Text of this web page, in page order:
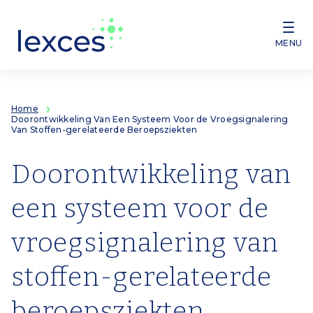
MENU
Home
Doorontwikkeling Van Een Systeem Voor de Vroegsignalering
Van Stoffen-gerelateerde Beroepsziekten
Doorontwikkeling van
een systeem voor de
vroegsignalering van
stoffen-gerelateerde